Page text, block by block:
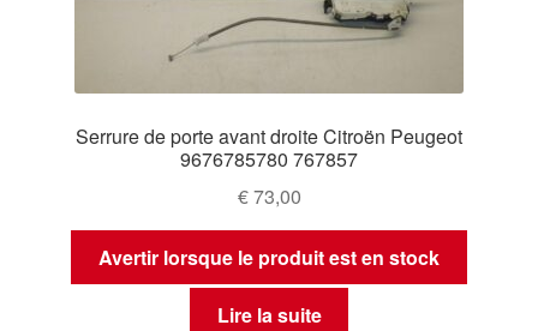
Serrure de porte avant droite Citroën Peugeot
9676785780 767857
€73,00
Avertir lorsque le produit est en stock
Lire la suite